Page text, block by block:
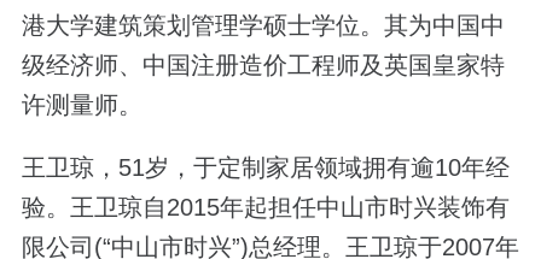
港大学建筑策划管理学硕士学位。其为中国中
级经济师、中国注册造价工程师及英国皇家特
许测量师。
王卫琼，51岁，于定制家居领域拥有逾10年经
验。王卫琼自2015年起担任中山市时兴装饰有
限公司(“中山市时兴”)总经理。王卫琼于2007年